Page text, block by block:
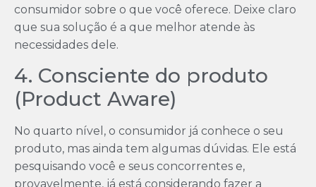
consumidor sobre o que você oferece. Deixe claro
que sua solução é a que melhor atende às
necessidades dele.
4. Consciente do produto
(Product Aware)
No quarto nível, o consumidor já conhece o seu
produto, mas ainda tem algumas dúvidas. Ele está
pesquisando você e seus concorrentes e,
provavelmente, já está considerando fazer a